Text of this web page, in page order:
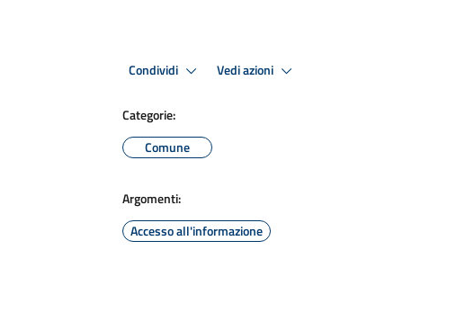
Condividi Vedi azioni
Categorie:
Comune
Argomenti:
Accesso all'informazione